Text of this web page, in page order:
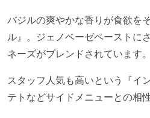
バジルの爽やかな香りが食欲を
ル』。ジェノベーゼペーストに
ネーズがブレンドされています。
スタッフ人気も高いという『イ
テトなどサイドメニューとの相